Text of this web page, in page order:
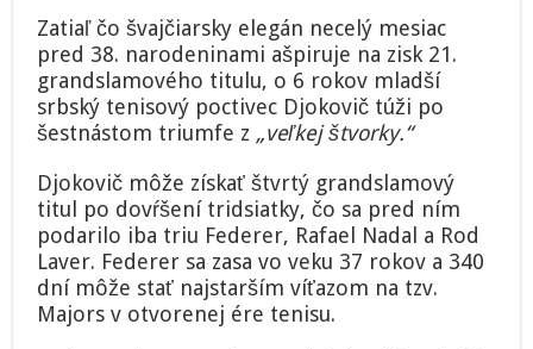
Zatiaľ čo švajčiarsky elegán necelý mesiac
pred 38. narodeninami ašpiruje na zisk 21.
grandslamového titulu, o 6 rokov mladší
srbský tenisový poctivec Djokovič túži po
šestnástom triumfe z „veľkej štvorky.“
Djokovič môže získať štvrtý grandslamový
titul po dovŕšení tridsiatky, čo sa pred ním
podarilo iba triu Federer, Rafael Nadal a Rod
Laver. Federer sa zasa vo veku 37 rokov a 340
dní môže stať najstarším víťazom na tzv.
Majors v otvorenej ére tenisu.